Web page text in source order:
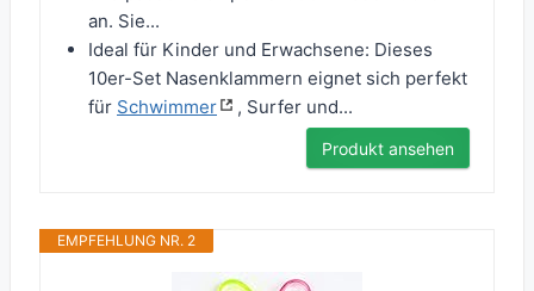
an. Sie...
Ideal für Kinder und Erwachsene: Dieses
10er-Set Nasenklammern eignet sich perfekt
für Schwimmer , Surfer und...
Produkt ansehen
EMPFEHLUNG NR. 2